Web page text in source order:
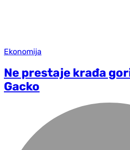
Ekonomija
Ne prestaje krađa
Gacko